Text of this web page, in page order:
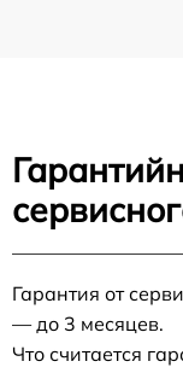
Гарантия от
— до 3 месяцев.
Что считается